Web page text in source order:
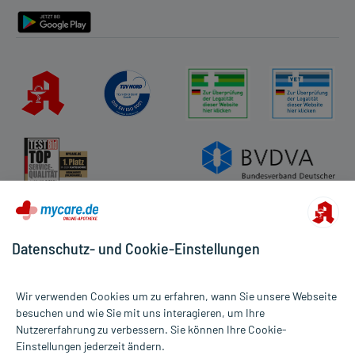
Alle Preise gelten inkl. MwSt., ggf. zzgl. Versandkosten
Informationen auf dieser Website werden ausschließlich für
Datenschutz- und Cookie-Einstellungen
Wir verwenden Cookies um zu erfahren, wann Sie unsere Webseite
besuchen und wie Sie mit uns interagieren, um Ihre
Nutzererfahrung zu verbessern. Sie können Ihre Cookie-
Einstellungen jederzeit ändern.